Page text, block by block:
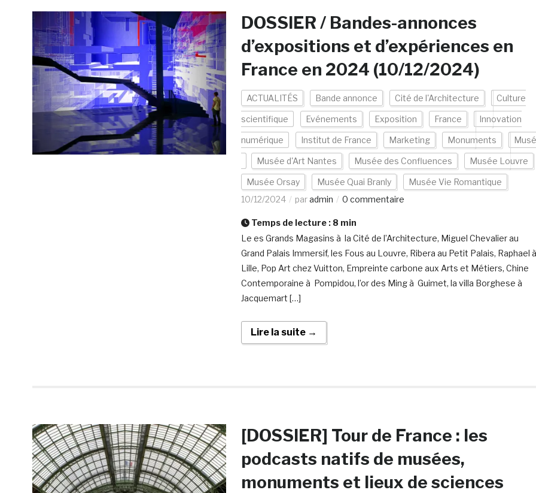
DOSSIER / Bandes-annonces
d’expositions et d’expériences en
France en 2024 (10/12/2024)
ACTUALITÉS Bande annonce Cité de l'Architecture Culture
scientifique Evénements Exposition France Innovation
numérique Institut de France Marketing Monuments
Musée d'Art Nantes Musée des Confluences Musée Louvre
Musée Orsay Musée Quai Branly
Musée Vie Romantique
10/12/2024
paradmin 0 commentaire
Temps de lecture : 8 min
Le es Grands Magasins à la Cité de l’Architecture, Miguel Chevalier au
Grand Palais Immersif, les Fous au Louvre, Ribera au Petit Palais, Raphael
Lille, Pop Art chez Vuitton, Empreinte carbone aux Arts et Métiers, Chine
Contemporaine à Pompidou, l’or des Ming à Guimet, la villa Borghese à
Jacquemart […]
Lire la suite →
[DOSSIER] Tour de France : les
podcasts natifs de musées,
monuments et lieux de sciences